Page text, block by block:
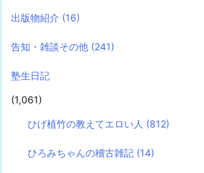
出版物紹介 (16)
告知・雑談その他 (241)
塾生日記
(1,061)
ひげ植竹の教えてエロい人 (812)
ひろみちゃんの稽古雑記 (14)